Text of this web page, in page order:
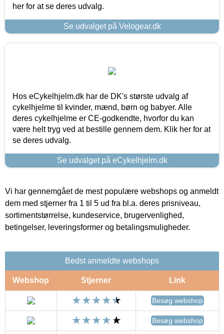
her for at se deres udvalg.
Se udvalget på Velogear.dk
Hos eCykelhjelm.dk har de DK's største udvalg af
cykelhjelme til kvinder, mænd, børn og babyer. Alle
deres cykelhjelme er CE-godkendte, hvorfor du kan
være helt tryg ved at bestille gennem dem. Klik her for at
se deres udvalg.
Se udvalget på eCykelhjelm.dk
Vi har gennemgået de mest populære webshops og anmeldt
dem med stjerner fra 1 til 5 ud fra bl.a. deres prisniveau,
sortimentstørrelse, kundeservice, brugervenlighed,
betingelser, leveringsformer og betalingsmuligheder.
Bedst anmeldte webshops
Webshop Stjerner Link
Besøg webshop
Besøg webshop